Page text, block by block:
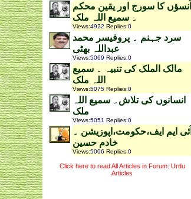
آنسؤں کا سورج اور یقین محکم
۔ سمیع اللہ ملک
Views:4922 Replies:0
سرد جہنم ۔ پروفیسر محمد
عبداللہ بھٹی
Views:5069 Replies:0
مالک الملک کی تنبیہ ۔ سمیع
اللہ ملک
Views:5075 Replies:0
انسانوں کی تلاش۔ سمیع اللہ
ملک
Views:5051 Replies:0
آئی ایم ایف،حکومت،اپوزیشن ۔
خادم حسین
Views:5006 Replies:0
Click here to read All Articles in Forum: Urdu
Articles